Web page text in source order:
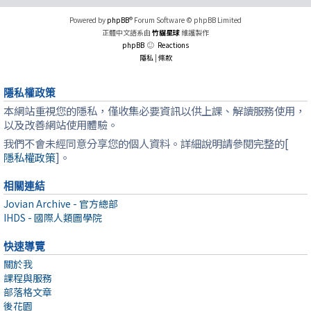
Powered by phpBB® Forum Software © phpBB Limited
正體中文語系由 竹貓星球 維護製作
phpBB
Reactions
隱私 | 條款
隱私權政策
本網站重視您的隱私，僅收集必要資訊以供上課、解讀服務使用，
以及改善網站使用體驗。
我們不會未經同意分享您的個人資料。詳細說明請參閱完整的[
隱私權政策]。
相關連結
Jovian Archive - 官方總部
IHDS - 國際人類圖學院
快速導覽
關於我
課程與服務
部落格文章
後花園